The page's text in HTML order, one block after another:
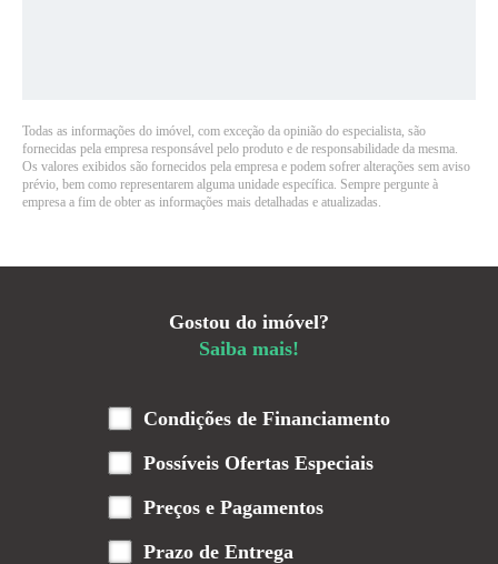
Todas as informações do imóvel, com exceção da opinião do especialista, são
fornecidas pela empresa responsável pelo produto e de responsabilidade da mesma.
Os valores exibidos são fornecidos pela empresa e podem sofrer alterações sem aviso
prévio, bem como representarem alguma unidade específica. Sempre pergunte à
empresa a fim de obter as informações mais detalhadas e atualizadas.
Gostou do imóvel?
Saiba mais!
Condições de Financiamento
Possíveis Ofertas Especiais
Preços e Pagamentos
Prazo de Entrega